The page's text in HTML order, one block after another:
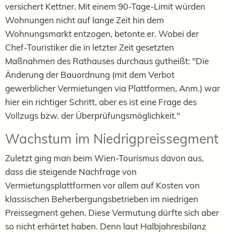
versichert Kettner. Mit einem 90-Tage-Limit würden
Wohnungen nicht auf lange Zeit hin dem
Wohnungsmarkt entzogen, betonte er. Wobei der
Chef-Touristiker die in letzter Zeit gesetzten
Maßnahmen des Rathauses durchaus gutheißt: "Die
Änderung der Bauordnung (mit dem Verbot
gewerblicher Vermietungen via Plattformen, Anm.) war
hier ein richtiger Schritt, aber es ist eine Frage des
Vollzugs bzw. der Überprüfungsmöglichkeit."
Wachstum im Niedrigpreissegment
Zuletzt ging man beim Wien-Tourismus davon aus,
dass die steigende Nachfrage von
Vermietungsplattformen vor allem auf Kosten von
klassischen Beherbergungsbetrieben im niedrigen
Preissegment gehen. Diese Vermutung dürfte sich aber
so nicht erhärtet haben. Denn laut Halbjahresbilanz